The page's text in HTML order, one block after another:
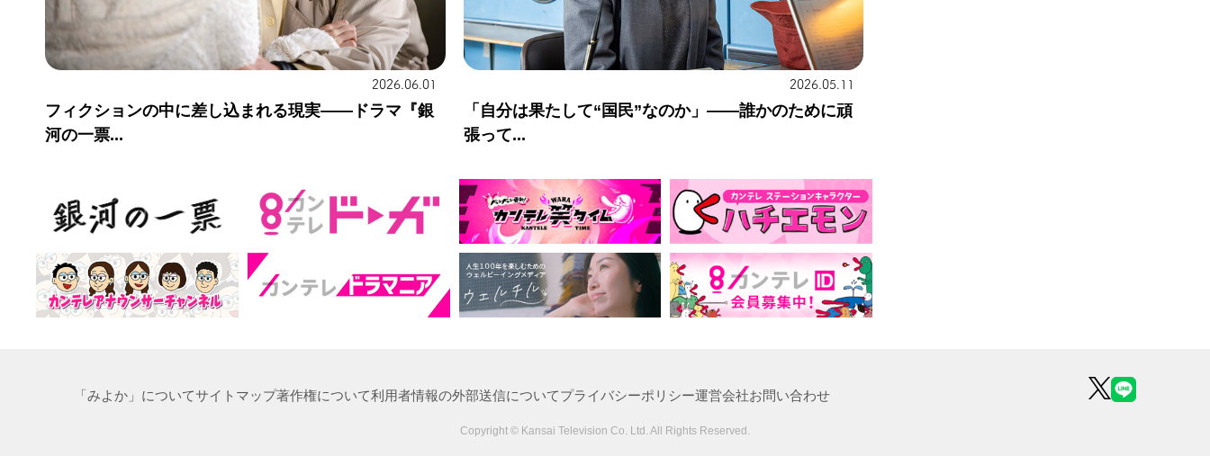
2026.06.01
フィクションの中に差し込まれる現実——ドラマ『銀
河の一票...
2026.05.11
「自分は果たして“国民”なのか」——誰かのために頑
張って...
「みよか」についてサイトマップ著作権について利用者情報の外部送信についてプライバシーポリシー運営会社お問い合わせ
Copyright © Kansai Television Co. Ltd. All Rights Reserved.